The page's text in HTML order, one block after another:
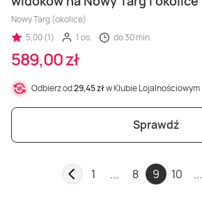
Nowy Targ (okolice)
5,00 (1)
1 os. do 30 min.
589,00 zł
Odbierz od29,45 złw Klubie Lojalnościowym
Sprawdź
1 ... 8 9 10 ...